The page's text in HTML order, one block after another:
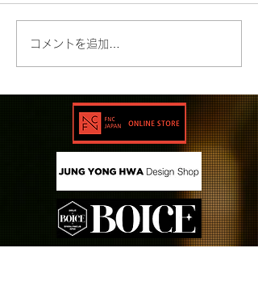
コメントを追加…